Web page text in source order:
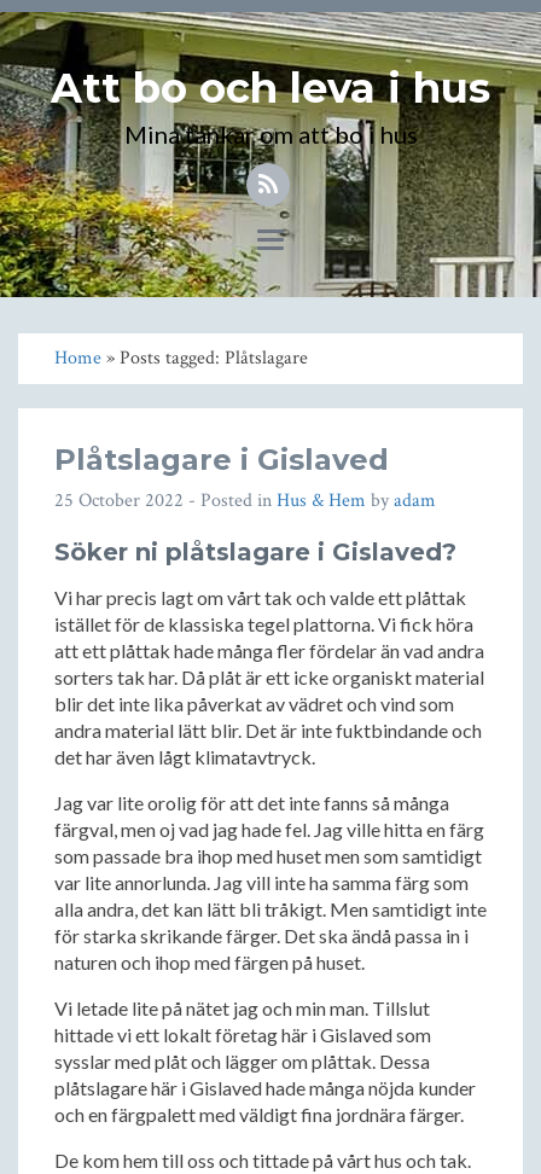
Att bo och leva i hus
Mina tankar om att bo i hus
Toggle
navigation
Home» Posts tagged: Plåtslagare
Plåtslagare i Gislaved
25 October 2022 - Posted inHus & Hem byadam
Söker ni plåtslagare i Gislaved?
Vi har precis lagt om vårt tak och valde ett plåttak
istället för de klassiska tegel plattorna. Vi fick höra
att ett plåttak hade många fler fördelar än vad andra
sorters tak har. Då plåt är ett icke organiskt material
blir det inte lika påverkat av vädret och vind som
andra material lätt blir. Det är inte fuktbindande och
det har även lågt klimatavtryck.
Jag var lite orolig för att det inte fanns så många
färgval, men oj vad jag hade fel. Jag ville hitta en färg
som passade bra ihop med huset men som samtidigt
var lite annorlunda. Jag vill inte ha samma färg som
alla andra, det kan lätt bli tråkigt. Men samtidigt inte
för starka skrikande färger. Det ska ändå passa in i
naturen och ihop med färgen på huset.
Vi letade lite på nätet jag och min man. Tillslut
hittade vi ett lokalt företag här i Gislaved som
sysslar med plåt och lägger om plåttak. Dessa
plåtslagare här i Gislaved hade många nöjda kunder
och en färgpalett med väldigt fina jordnära färger.
De kom hem till oss och tittade på vårt hus och tak.